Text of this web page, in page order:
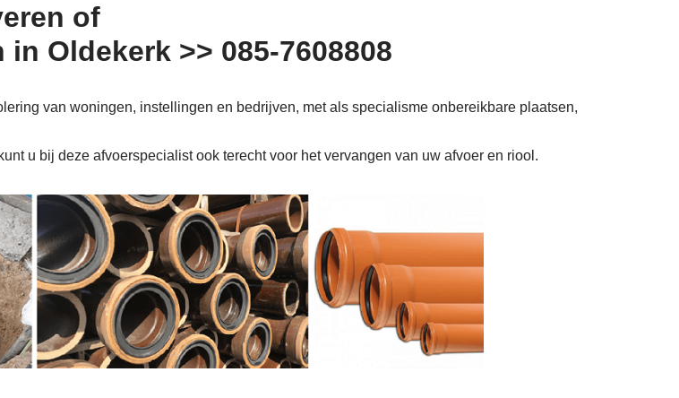
of
Oldekerk >> 085-7608808
van woningen, instellingen en bedrijven, met als specialisme onbereikbare plaatsen,
u bij deze afvoerspecialist ook terecht voor het vervangen van uw afvoer en riool.